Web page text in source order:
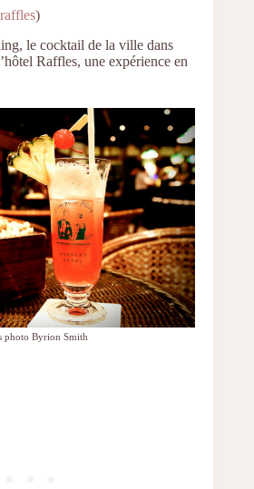
raffles)
le cocktail de la ville dans
Raffles, une expérience en
photo Byrion Smith